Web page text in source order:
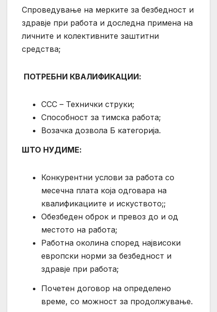
Спроведување на мерките за безбедност и
здравје при работа и доследна примена на
личните и колективните заштитни
средства;
ПОТРЕБНИ КВАЛИФИКАЦИИ:
ССС – Технички струки;
Способност за тимска работа;
Возачка дозвола Б категорија.
ШТО НУДИМЕ:
Конкурентни услови за работа со
месечна плата која одговара на
квалификациите и искуството;;
Обезбеден оброк и превоз до и од
местото на работа;
Работна околина според највисоки
европски норми за безбедност и
здравје при работа;
Почетен договор на определено
време, со можност за продолжување.